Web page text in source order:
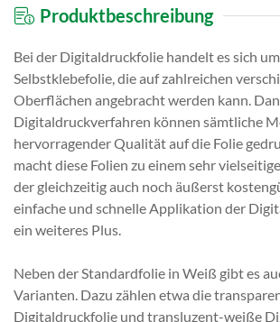
Produktbeschreibung
Bei der Digitaldruckfolie handelt es sich
Selbstklebefolie, die auf zahlreichen
Oberflächen angebracht werden kann.
Digitaldruckverfahren können sämtliche
hervorragender Qualität auf die Folie
macht diese Folien zu einem sehr
der gleichzeitig auch noch äußerst
einfache und schnelle Applikation der
ein weiteres Plus.
Neben der Standardfolie in Weiß gibt es
Varianten. Dazu zählen etwa die
Digitaldruckfolie und transluzent-weiße